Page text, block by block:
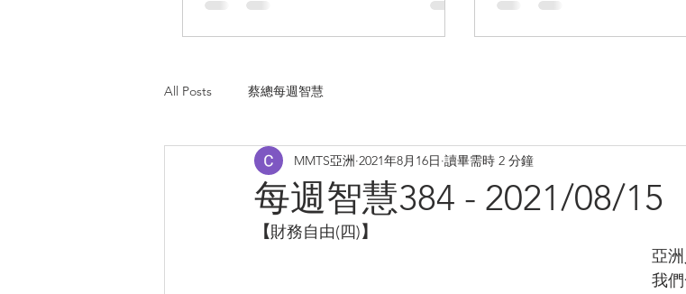
All Posts 蔡總每週智慧
每週智慧384 - 2021/08/15
MMTS亞洲 2021年8月16日 讀畢需時 2 分鐘
【財務自由(四)】
亞
我